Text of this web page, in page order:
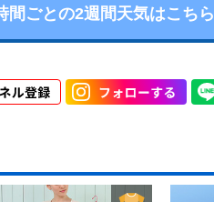
間ごとの2週間天気はこちら